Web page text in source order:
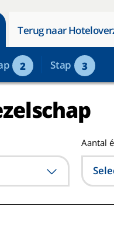
Terug naar
2 Stap 3
Aantal